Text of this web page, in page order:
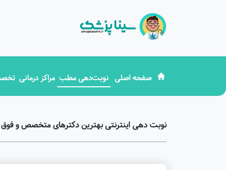
صفحه اصلی نوبت‌دهی مطب مراکز درمانی
نوبت دهی اینترنتی بهترین دکترهای متخصص و